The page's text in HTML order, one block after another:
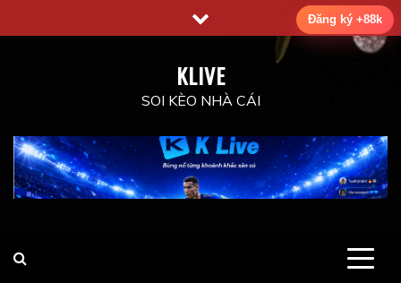
to
KLIVE
SOI KÈO NHÀ CÁI
Đăng ký +88k